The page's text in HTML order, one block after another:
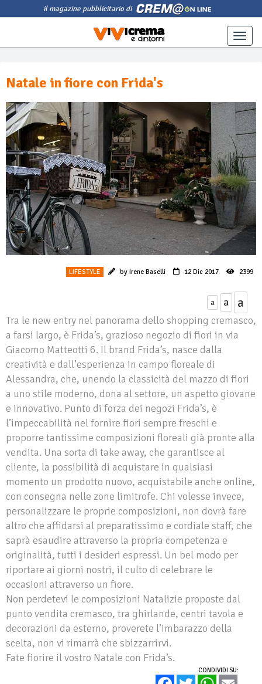
il magazine pubblicitario di
Toggle
Natale in fiore con Frida's
LIFESTYLE by Irene Baselli 12 Dic 2017 2399
a a a
Tra le new entry nel panorama dello shopping cremasco,
a farsi largo, è Frida’s, grazioso negozio di fiori in via
Giacomo Matteotti 6. Il brand Frida’s, nasce dalla
creatività e dall’esperienza in campo floreale di
Alessandra, che, unendo la classicità del mazzo di fiori
a uno stile moderno, dona al settore, un aspetto giovane
e innovativo. Punto di forza dei negozi Frida’s, è
l’impeccabilità nel fornire fiori sempre freschi e
proporre tantissime composizioni floreali già pronte alla
vendita. Una sorta di take away, che garantisce al
cliente, la possibilità di acquistare in qualsiasi
momento un prodotto nuovo, acquistabile anche online,
con consegna nelle zone limitrofe. Chi volesse invece,
personalizzare le proprie composizioni, non dovrà fare
altro che affidarsi al preparatissimo e cordiale staff, che
saprà esaudire attraverso la propria competenza e
originalità, tutti i desideri espressi. Un bel modo per
riportare ai giorni nostri, il culto di celebrare le
occasioni attraverso un fiore.
Non perdetevi le composizioni Natalizie proposte dal
punto vendita cremasco, tra ghirlande, centri tavola e
decorazioni da esterno, proverete l’imbarazzo della
scelta, non vi rimarrà che sbizzarrirvi.
Fate fiorire il vostro Natale con Frida’s.
CONDIVIDI SU:
FacebookTwitter WhatsApp